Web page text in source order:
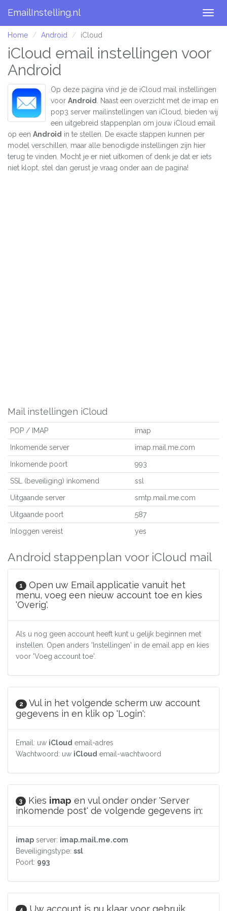
EmailInstelling.nl
Home Android iCloud
iCloud email instellingen voor
Android
Op deze pagina vind je de iCloud mail instellingen
voor Android
. Naast een overzicht met de imap en
pop3 server mailinstellingen van iCloud, bieden wij
een uitgebreid stappenplan om jouw iCloud email
op een Android in te stellen. De exacte stappen kunnen per
model verschillen, maar alle benodigde instellingen zijn hier
terug te vinden. Mocht je er niet uitkomen of denk je dat er iets
niet klopt, stel dan gerust je vraag onder aan de pagina!
Mail instellingen iCloud
POP / IMAP imap
Inkomende server imap.mail.me.com
Inkomende poort 993
SSL (beveiliging) inkomend ssl
Uitgaande server smtp.mail.me.com
Uitgaande poort 587
Inloggen vereist yes
Android stappenplan voor iCloud mail
1
Open uw Email applicatie vanuit het
menu, voeg een nieuw account toe en kies
'Overig'.
Als u nog geen account heeft kunt u gelijk beginnen met
instellen. Open anders 'Instellingen' in de email app en kies
voor 'Voeg account toe'.
2
Vul in het volgende scherm uw account
gegevens in en klik op 'Login':
Email: uw iCloud email-adres
Wachtwoord: uw iCloud email-wachtwoord
3 Kies imap en vul onder onder 'Server
inkomende post' de volgende gegevens in:
imap server: imap.mail.me.com
Beveiligingstype: ssl
Poort: 993
Uw account is nu klaar voor gebruik.